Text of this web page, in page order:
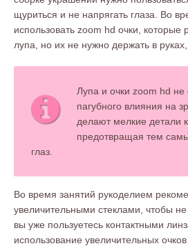
щуриться и не напрягать глаза. Во
использовать zoom hd очки, которые
лупа, но их не нужно держать в
Лупа и очки zoom hd не
пагубного влияния на
делают мелкие детали
предотвращая тем
глаз.
Во время занятий рукоделием
увеличительными стеклами, чтобы
вы уже пользуетесь контактными
использование увеличительных